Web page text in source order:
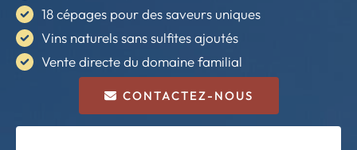
18 cépages pour des saveurs uniques
Vins naturels sans sulfites ajoutés
Vente directe du domaine familial
CONTACTEZ-NOUS